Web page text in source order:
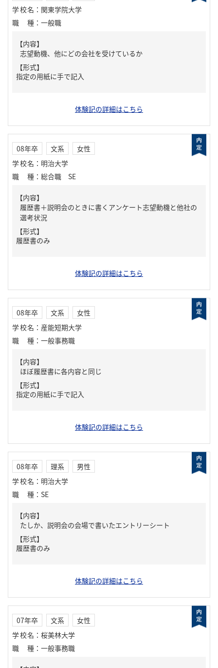
学校名 ： 関東学院大学
職種 ： 一般職
【内容】
志望動機、他にどの会社を受けているか
【形式】
指定の用紙に手で記入
体験記の詳細はこちら
08年卒 文系
女性
学校名 ： 明治大学
職種 ： 総合職 SE
【内容】
履歴書＋説明会のときに書くアンケート志望動機と他社の
選考状況
【形式】
履歴書のみ
体験記の詳細はこちら
08年卒 文系
女性
学校名 ： 産能短期大学
職種 ： 一般事務職
【内容】
ほぼ履歴書に各内容と同じ
【形式】
指定の用紙に手で記入
体験記の詳細はこちら
08年卒 理系
男性
学校名 ： 明治大学
職種 ： SE
【内容】
たしか、説明会の会場で書いたエントリーシート
【形式】
履歴書のみ
体験記の詳細はこちら
07年卒 文系
女性
学校名 ： 桜美林大学
職種 ： 一般事務職